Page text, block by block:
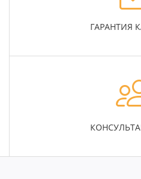
ГАРАНТИЯ